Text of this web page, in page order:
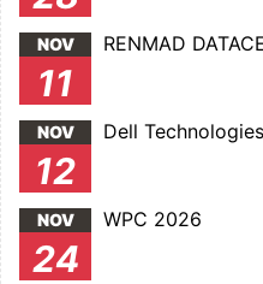
NOV
11
RENMAD
NOV
12
Dell
NOV
24
WPC 2026